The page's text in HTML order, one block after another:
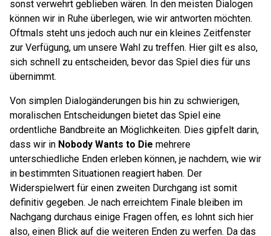
sonst verwehrt geblieben wären. In den meisten Dialogen
können wir in Ruhe überlegen, wie wir antworten möchten.
Oftmals steht uns jedoch auch nur ein kleines Zeitfenster
zur Verfügung, um unsere Wahl zu treffen. Hier gilt es also,
sich schnell zu entscheiden, bevor das Spiel dies für uns
übernimmt.
Von simplen Dialogänderungen bis hin zu schwierigen,
moralischen Entscheidungen bietet das Spiel eine
ordentliche Bandbreite an Möglichkeiten. Dies gipfelt darin,
dass wir in Nobody Wants to Die mehrere
unterschiedliche Enden erleben können, je nachdem, wie wir
in bestimmten Situationen reagiert haben. Der
Widerspielwert für einen zweiten Durchgang ist somit
definitiv gegeben. Je nach erreichtem Finale bleiben im
Nachgang durchaus einige Fragen offen, es lohnt sich hier
also, einen Blick auf die weiteren Enden zu werfen. Da das